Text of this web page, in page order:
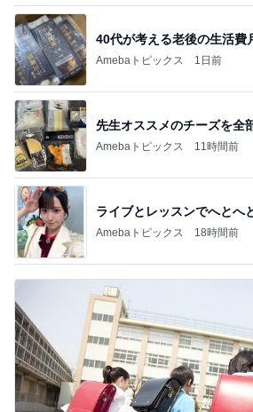
40代が考える老後の生活費
Amebaトピックス 1日前
先生オススメのチーズを全
Amebaトピックス 11時間前
ライブとレッスンでへとへ
Amebaトピックス 18時間前